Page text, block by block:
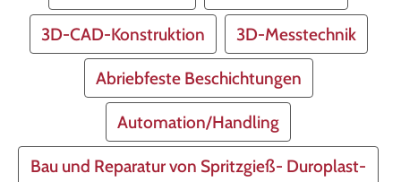
3D-CAD-Konstruktion 3D-Messtechnik
Abriebfeste Beschichtungen
Automation/Handling
Bau und Reparatur von Spritzgieß- Duroplast-